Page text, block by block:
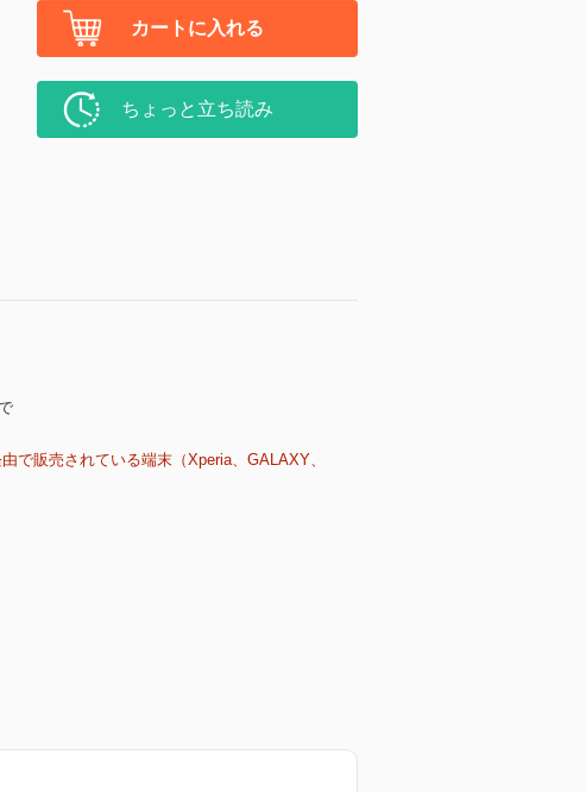
カートに入れる
ちょっと立ち読み
で販売されている端末（Xperia、GALAXY、